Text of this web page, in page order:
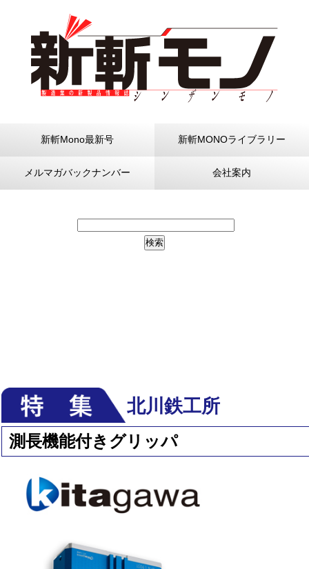
新斬Mono最新号 新斬MONOライブラリー
メルマガバックナンバー 会社案内
北川鉄工所
測長機能付きグリッパ